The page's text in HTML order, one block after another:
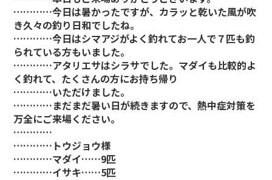
…………今日は暑かったですが、カラッと乾いた風が吹
き久々の釣り日和でしたね。
…………今日はシマアジがよく釣れてお一人で７匹も釣
られている方もいました。
…………アタリエサはシラサでした。マダイも比較的よ
く釣れて、たくさんの方にお持ち帰り
…………いただけました。
…………まだまだ暑い日が続きますので、熱中症対策を
万全にご来場ください。
…………
…………トウジョウ様
…………マダイ……9匹
…………イサキ……5匹